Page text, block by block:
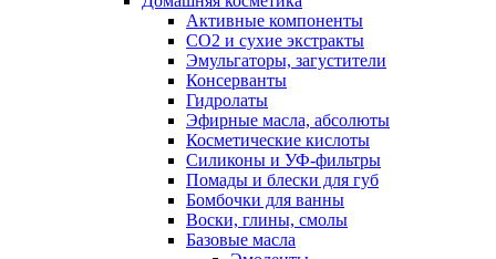
Активные компоненты
СО2 и сухие экстракты
Эмульгаторы, загустители
Консерванты
Гидролаты
Эфирные масла, абсолюты
Косметические кислоты
Силиконы и УФ-фильтры
Помады и блески для губ
Бомбочки для ванны
Воски, глины, смолы
Базовые масла